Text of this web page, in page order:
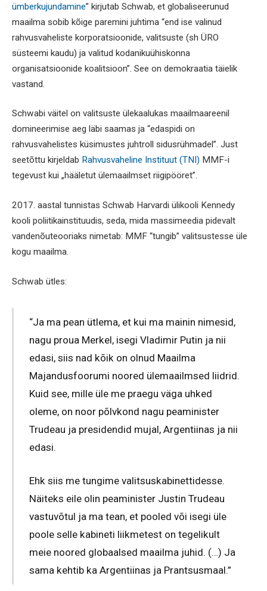
ümberkujundamine” kirjutab Schwab, et globaliseerunud
maailma sobib kõige paremini juhtima “end ise valinud
rahvusvaheliste korporatsioonide, valitsuste (sh ÜRO
süsteemi kaudu) ja valitud kodanikuühiskonna
organisatsioonide koalitsioon”. See on demokraatia täielik
vastand.
Schwabi väitel on valitsuste ülekaalukas maailmaareenil
domineerimise aeg läbi saamas ja “edaspidi on
rahvusvahelistes küsimustes juhtroll sidusrühmadel”. Just
seetõttu kirjeldab Rahvusvaheline Instituut (TNI) MMF-i
tegevust kui „hääletut ülemaailmset riigipööret”.
2017. aastal tunnistas Schwab Harvardi ülikooli Kennedy
kooli poliitikainstituudis, seda, mida massimeedia pidevalt
vandenõuteooriaks nimetab: MMF “tungib” valitsustesse üle
kogu maailma.
Schwab ütles:
“Ja ma pean ütlema, et kui ma mainin nimesid,
nagu proua Merkel, isegi Vladimir Putin ja nii
edasi, siis nad kõik on olnud Maailma
Majandusfoorumi noored ülemaailmsed liidrid.
Kuid see, mille üle me praegu väga uhked
oleme, on noor põlvkond nagu peaminister
Trudeau ja presidendid mujal, Argentiinas ja nii
edasi.
Ehk siis me tungime valitsuskabinettidesse.
Näiteks eile olin peaminister Justin Trudeau
vastuvõtul ja ma tean, et pooled või isegi üle
poole selle kabineti liikmetest on tegelikult
meie noored globaalsed maailma juhid. (…) Ja
sama kehtib ka Argentiinas ja Prantsusmaal.”